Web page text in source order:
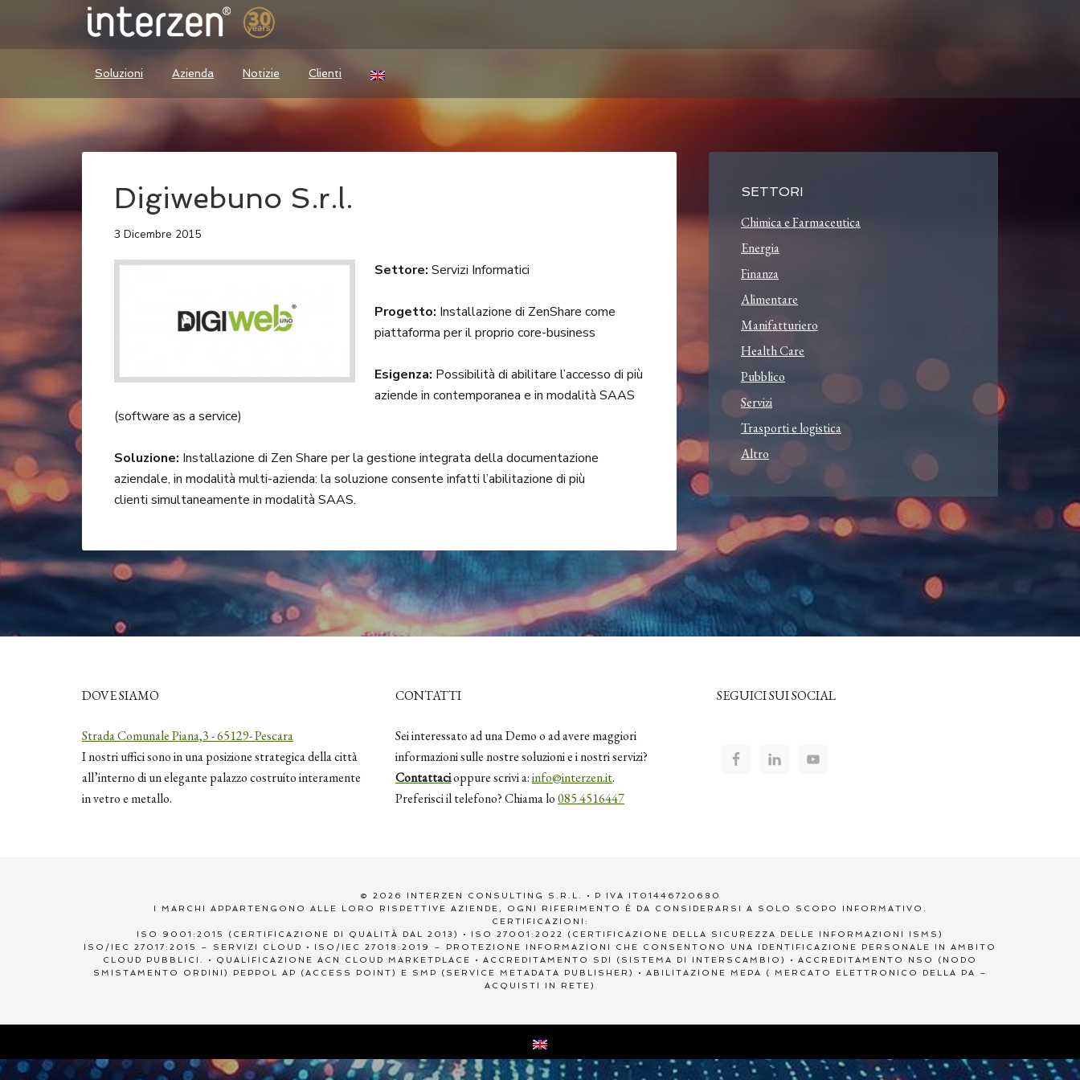
Soluzioni Azienda Notizie Clienti
Digiwebuno S.r.l.
3 Dicembre 2015
Settore: Servizi Informatici
Progetto: Installazione di ZenShare come
piattaforma per il proprio core-business
Esigenza: Possibilità di abilitare l’accesso di più
aziende in contemporanea e in modalità SAAS
(software as a service)
Soluzione: Installazione di Zen Share per la gestione integrata della documentazione
aziendale, in modalità multi-azienda: la soluzione consente infatti l’abilitazione di più
clienti simultaneamente in modalità SAAS.
SETTORI
Chimica e Farmaceutica
Energia
Finanza
Alimentare
Manifatturiero
Health Care
Pubblico
Servizi
Trasporti e logistica
Altro
DOVE SIAMO
Strada Comunale Piana,3 - 65129- Pescara
I nostri uffici sono in una posizione strategica della città
all’interno di un elegante palazzo costruito interamente
in vetro e metallo.
CONTATTI
Sei interessato ad una Demo o ad avere maggiori
informazioni sulle nostre soluzioni e i nostri servizi?
Contattacioppure scrivi a:info@interzen.it.
Preferisci il telefono? Chiama lo085 4516447
SEGUICI SUI SOCIAL
© 2026 INTERZEN CONSULTING S.R.L. • P IVA IT01446720680
I MARCHI APPARTENGONO ALLE LORO RISPETTIVE AZIENDE, OGNI RIFERIMENTO È DA CONSIDERARSI A SOLO SCOPO INFORMATIVO.
CERTIFICAZIONI:
ISO 9001:2015 (CERTIFICAZIONE DI QUALITÀ DAL 2013) • ISO 27001:2022 (CERTIFICAZIONE DELLA SICUREZZA DELLE INFORMAZIONI ISMS)
ISO/IEC 27017:2015 – SERVIZI CLOUD • ISO/IEC 27018:2019 – PROTEZIONE INFORMAZIONI CHE CONSENTONO UNA IDENTIFICAZIONE PERSONALE IN AMBITO
CLOUD PUBBLICI. • QUALIFICAZIONE ACN CLOUD MARKETPLACE • ACCREDITAMENTO SDI (SISTEMA DI INTERSCAMBIO) • ACCREDITAMENTO NSO (NODO
SMISTAMENTO ORDINI) PEPPOL AP (ACCESS POINT) E SMP (SERVICE METADATA PUBLISHER) • ABILITAZIONE MEPA ( MERCATO ELETTRONICO DELLA PA –
ACQUISTI IN RETE)